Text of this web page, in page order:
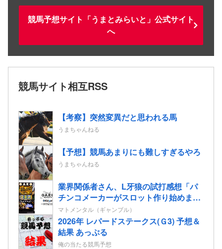
競馬予想サイト「うまとみらいと」公式サイト
へ
競馬サイト相互RSS
【考察】突然変異だと思われる馬
うまちゃんねる
【予想】競馬あまりにも難しすぎるやろ
うまちゃんねる
業界関係者さん、L牙狼の試打感想「パ
チンコメーカーがスロット作り始めまし
たって感じが全開の印象」
マトメンタル（ギャンブル）
2026年 レパードステークス(Ｇ3) 予想＆
結果 あっぷる
俺の当たる競馬予想